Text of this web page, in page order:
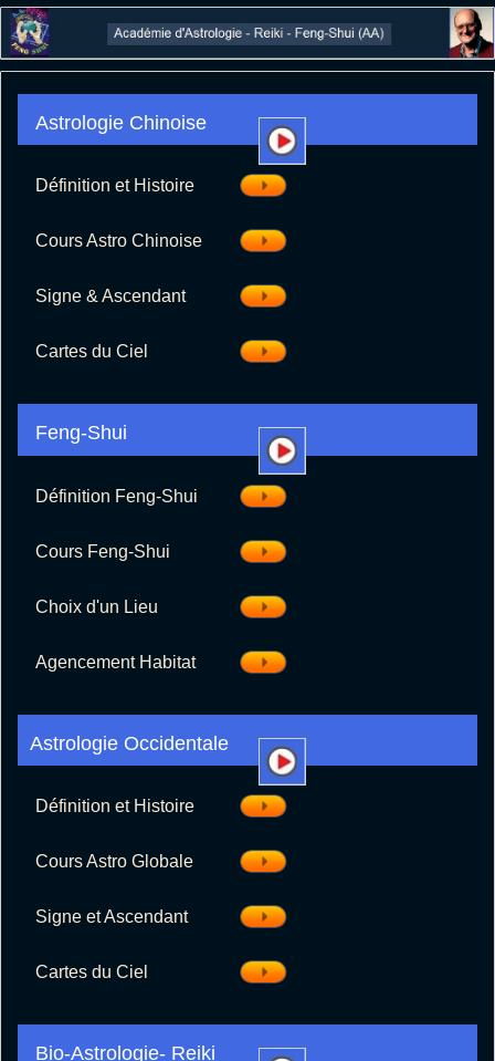
Définition et Histoire
Cours Astro Chinoise
Signe & Ascendant
Cartes du Ciel
Définition Feng-Shui
Cours Feng-Shui
Choix d'un Lieu
Agencement Habitat
Définition et Histoire
Cours Astro Globale
Signe et Ascendant
Cartes du Ciel